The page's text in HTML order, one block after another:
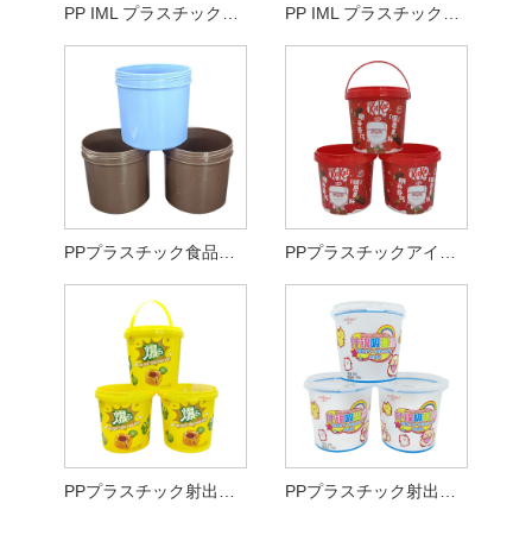
PP IML プラスチックバケツ PP IML プラスチックバケット射出成形
PPプラスチック食品保存容器 PPプラスチックアイスクリームバケツ
PPプラスチック射出成形IMLバケット PPプラスチック射出成形バケット